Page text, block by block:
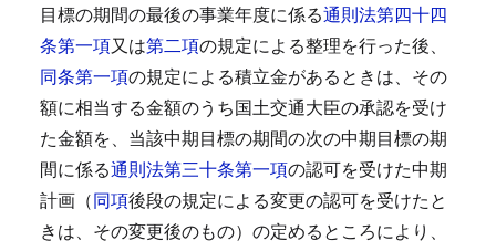
目標の期間の最後の事業年度に係る通則法第四十四
条第一項又は第二項の規定による整理を行った後、
同条第一項の規定による積立金があるときは、その
額に相当する金額のうち国土交通大臣の承認を受け
た金額を、当該中期目標の期間の次の中期目標の期
間に係る通則法第三十条第一項の認可を受けた中期
計画（同項後段の規定による変更の認可を受けたと
きは、その変更後のもの）の定めるところにより、